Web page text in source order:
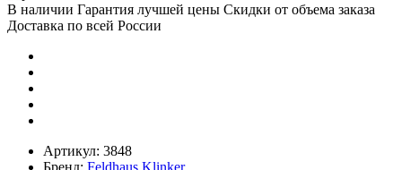
В наличии Гарантия лучшей цены Скидки от объема заказа
Доставка по всей России
Артикул: 3848
Бренд: Feldhaus Klinker